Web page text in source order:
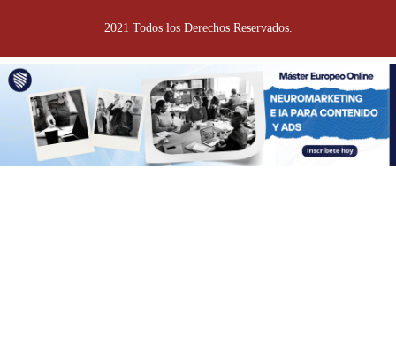
2021 Todos los Derechos Reservados.